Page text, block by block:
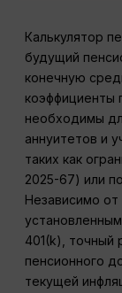
Калькулятор
будущий
конечную
коэффициенты
необходимы
аннуитетов и
таких как
2025-67) или
Независимо от
401(k), точный
пенсионного
текущей